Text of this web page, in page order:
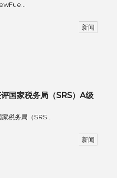
新闻
国家税务局（SRS）A级
税务局（SRS…
新闻